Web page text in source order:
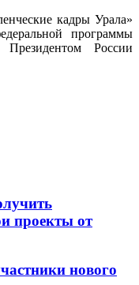
кадры Урала»
программы
России
проекты от
нового